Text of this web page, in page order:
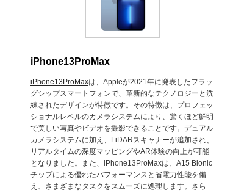
iPhone13ProMax
iPhone13ProMaxは、Appleが2021年に発表したフラッ
グシップスマートフォンで、革新的なテクノロジーと洗
練されたデザインが特徴です。その特徴は、プロフェッ
ショナルレベルのカメラシステムにより、驚くほど鮮明
で美しい写真やビデオを撮影できることです。デュアル
カメラシステムに加え、LiDARスキャナーが追加され、
リアルタイムの深度マッピングやAR体験の向上が可能
となりました。また、iPhone13ProMaxは、A15 Bionic
チップによる優れたパフォーマンスと省電力性能を備
え、さまざまなタスクをスムーズに処理します。さら